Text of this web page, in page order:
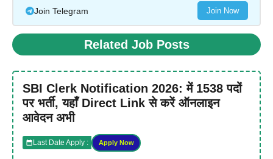
Join Telegram Join Now
Related Job Posts
SBI Clerk Notification 2026: में 1538 पदों
पर भर्ती, यहाँ Direct Link से करें ऑनलाइन
आवेदन अभी
Last Date Apply : Apply Now